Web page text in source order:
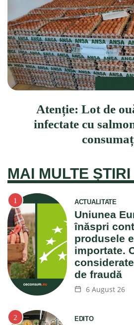
Atenție: Lot de
infectate cu
MAI MULTE ȘTIRI
ACTUALITATE
Uniunea
înăspri
produsele
importate.
de fraudă
6 August 26
EDITO